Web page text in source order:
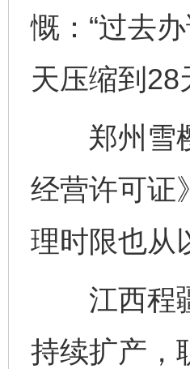
慨：“过去
天压缩到28
郑州雪樱
经营许可证
理时限也从
江西程疆
持续扩产，